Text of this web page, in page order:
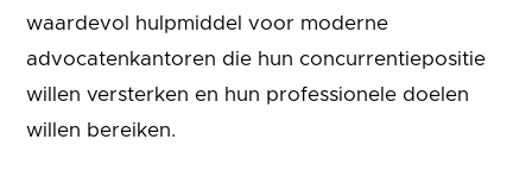
waardevol hulpmiddel voor moderne
advocatenkantoren die hun concurrentiepositie
willen versterken en hun professionele doelen
willen bereiken.